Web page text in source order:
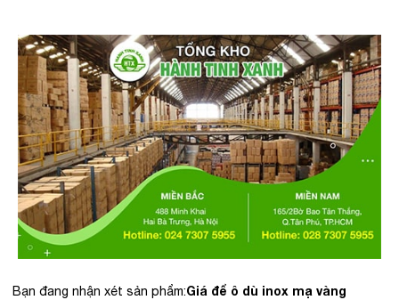
Bạn đang nhận xét sản phẩm:Giá để ô dù inox mạ vàng